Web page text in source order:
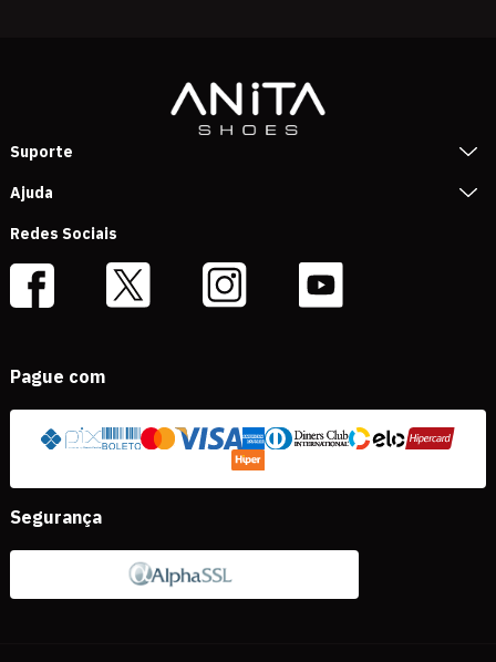
Suporte
Ajuda
Redes Sociais
Pague com
Segurança